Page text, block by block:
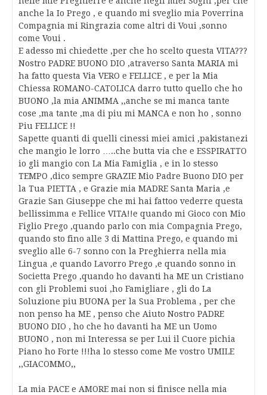
anche la Io Prego , e quando mi sveglio mia Poverrina
Compagnia mi Ringrazia come altri di Voui ,sonno
come Voui .
E adesso mi chiedette ,per che ho scelto questa VITA???
Nostro PADRE BUONO DIO ,atraverso Santa MARIA mi
ha fatto questa Via VERO e FELLICE , e per la Mia
Chiessa ROMANO-CATOLICA darro tutto quello che ho
BUONO ,la mia ANIMMA ,,anche se mi manca tante
cose ,ma tante ,ma di piu mi MANCA e non ho , sonno
Piu FELLICE !!
Sapette quanti di quelli cinessi miei amici ,pakistanezi
che mangio le lorro …..che butta via che e ESSPIRATTO
io gli mangio con La Mia Famiglia , e in lo stesso
TEMPO ,dico sempre GRAZIE Mio Padre Buono DIO per
la Tua PIETTA , e Grazie mia MADRE Santa Maria ,e
Grazie San Giuseppe che mi hai fattoo vederre questa
bellissimma e Fellice VITA!!e quando mi Gioco con Mio
Figlio Prego ,quando parlo con mia Compagnia Prego,
quando sto fino alle 3 di Mattina Prego, e quando mi
sveglio alle 6-7 sonno con la Preghierra nella mia
Lingua ,e quando Lavorro Prego ,e quando sonno in
Societta Prego ,quando ho davanti ha ME un Cristiano
con gli Problemi suoi ,ho Famigliare , gli do La
Soluzione piu BUONA per la Sua Problema , per che
non penso ha ME , penso che Aiuto Nostro PADRE
BUONO DIO , ho che ho davanti ha ME un Uomo
BUONO , non mi Interessa se per Lui il Cuore pichia
Piano ho Forte !!!ha lo stesso come Me vostro UMILE
,,GIACOMMO,,
La mia PACE e AMORE mai non si finisce nella mia